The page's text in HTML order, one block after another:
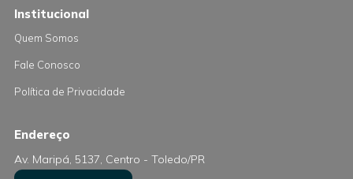
Institucional
Quem Somos
Fale Conosco
Política de Privacidade
Endereço
Av. Maripá, 5137, Centro - Toledo/PR